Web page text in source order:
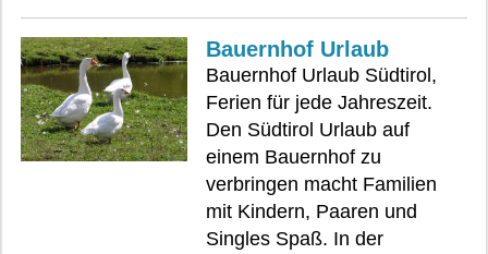
Bauernhof Urlaub
Bauernhof Urlaub Südtirol,
Ferien für jede Jahreszeit.
Den Südtirol Urlaub auf
einem Bauernhof zu
verbringen macht Familien
mit Kindern, Paaren und
Singles Spaß. In der